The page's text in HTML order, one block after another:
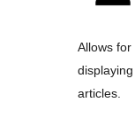
Allows
articles.